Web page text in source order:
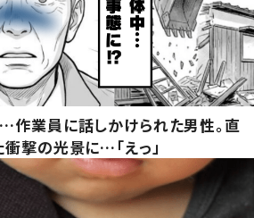
作業員に話しかけられた男性。直
衝撃の光景に…「えっ」